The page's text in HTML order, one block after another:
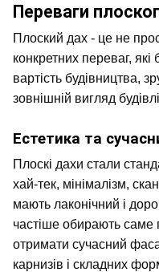
Переваги
Плоский дах - це не
конкретних переваг,
вартість будівництва,
зовнішній вигляд
Естетика та
Плоскі дахи стали
хай-тек, мінімалізм,
мають лаконічний і
частіше обирають саме
отримати сучасний
карнизів і складних